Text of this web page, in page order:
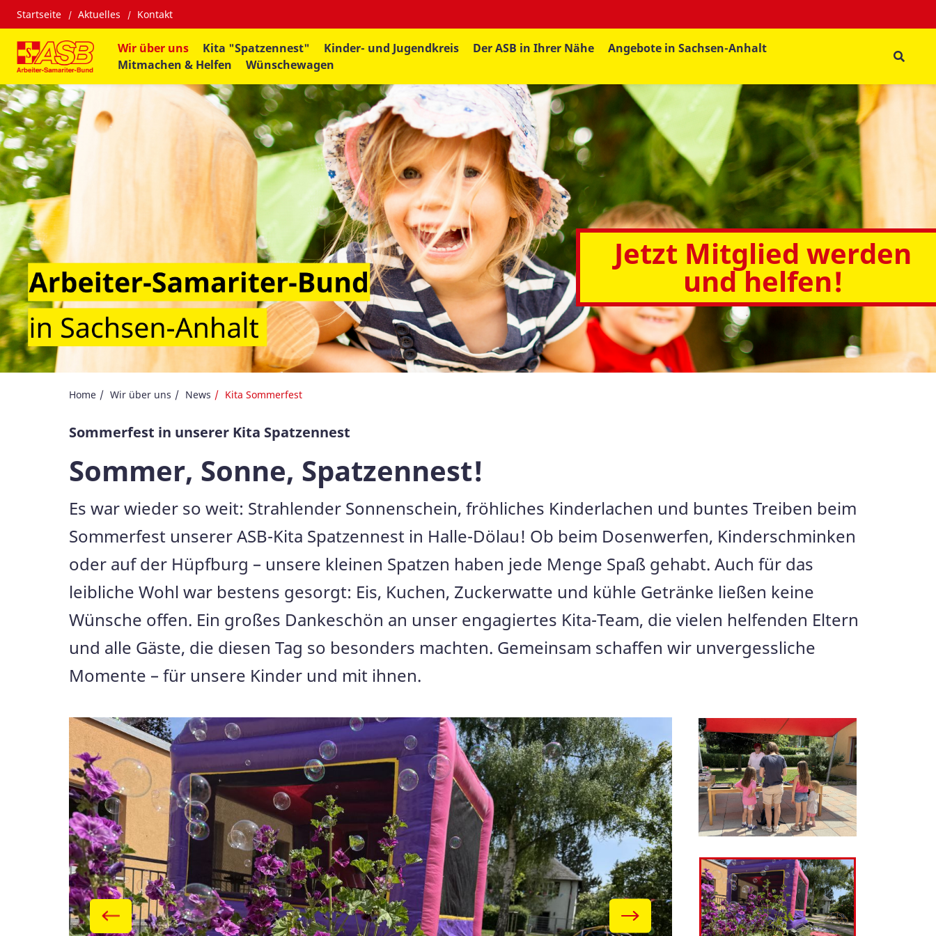
Startseite Aktuelles Kontakt
Wir über uns Kita "Spatzennest" Kinder- und Jugendkreis Der ASB in Ihrer Nähe
Angebote in Sachsen-Anhalt
Mitmachen & Helfen
Wünschewagen
Jetzt Mitglied werden
und helfen!
Home Wir über uns News Kita Sommerfest
Sommerfest in unserer Kita Spatzennest
Sommer, Sonne, Spatzennest!
Es war wieder so weit: Strahlender Sonnenschein, fröhliches Kinderlachen und buntes Treiben beim
Sommerfest unserer ASB-Kita Spatzennest in Halle-Dölau! Ob beim Dosenwerfen, Kinderschminken
oder auf der Hüpfburg – unsere kleinen Spatzen haben jede Menge Spaß gehabt. Auch für das
leibliche Wohl war bestens gesorgt: Eis, Kuchen, Zuckerwatte und kühle Getränke ließen keine
Wünsche offen. Ein großes Dankeschön an unser engagiertes Kita-Team, die vielen helfenden Eltern
und alle Gäste, die diesen Tag so besonders machten. Gemeinsam schaffen wir unvergessliche
Momente – für unsere Kinder und mit ihnen.
Galerie